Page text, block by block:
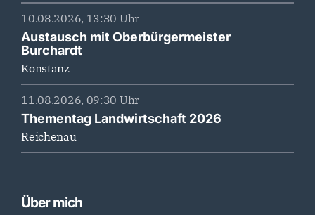
Über mich
10.08.2026, 13:30 Uhr
Austausch mit Oberbürgermeister
Burchardt
Konstanz
11.08.2026, 09:30 Uhr
Thementag Landwirtschaft 2026
Reichenau